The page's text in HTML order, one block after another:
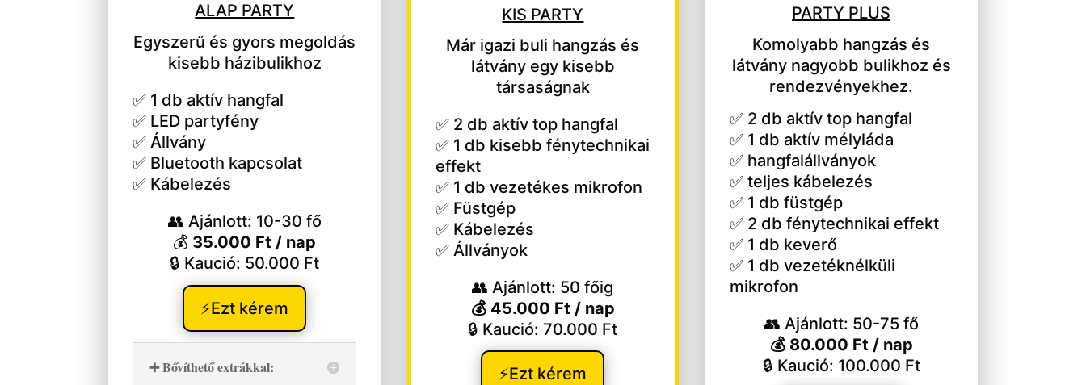
ALAP PARTY
Egyszerű és gyors megoldás
kisebb házibulikhoz
✅ 1 db aktív hangfal
✅ LED partyfény
✅ Állvány
✅ Bluetooth kapcsolat
✅ Kábelezés
👥 Ajánlott: 10-30 fő
💰 35.000 Ft / nap
🔒 Kaució: 50.000 Ft
⚡Ezt kérem
➕ Bővíthető extrákkal:
KIS PARTY
Már igazi buli hangzás és
látvány egy kisebb
társaságnak
✅ 2 db aktív top hangfal
✅ 1 db kisebb fénytechnikai
effekt
✅ 1 db vezetékes mikrofon
✅ Füstgép
✅ Kábelezés
✅ Állványok
👥 Ajánlott: 50 főig
💰 45.000 Ft / nap
🔒 Kaució: 70.000 Ft
⚡Ezt kérem
PARTY PLUS
Komolyabb hangzás és
látvány nagyobb bulikhoz és
rendezvényekhez.
✅ 2 db aktív top hangfal
✅ 1 db aktív mélyláda
✅ hangfalállványok
✅ teljes kábelezés
✅ 1 db füstgép
✅ 2 db fénytechnikai effekt
✅ 1 db keverő
✅ 1 db vezetéknélküli
mikrofon
👥 Ajánlott: 50-75 fő
💰 80.000 Ft / nap
🔒 Kaució: 100.000 Ft